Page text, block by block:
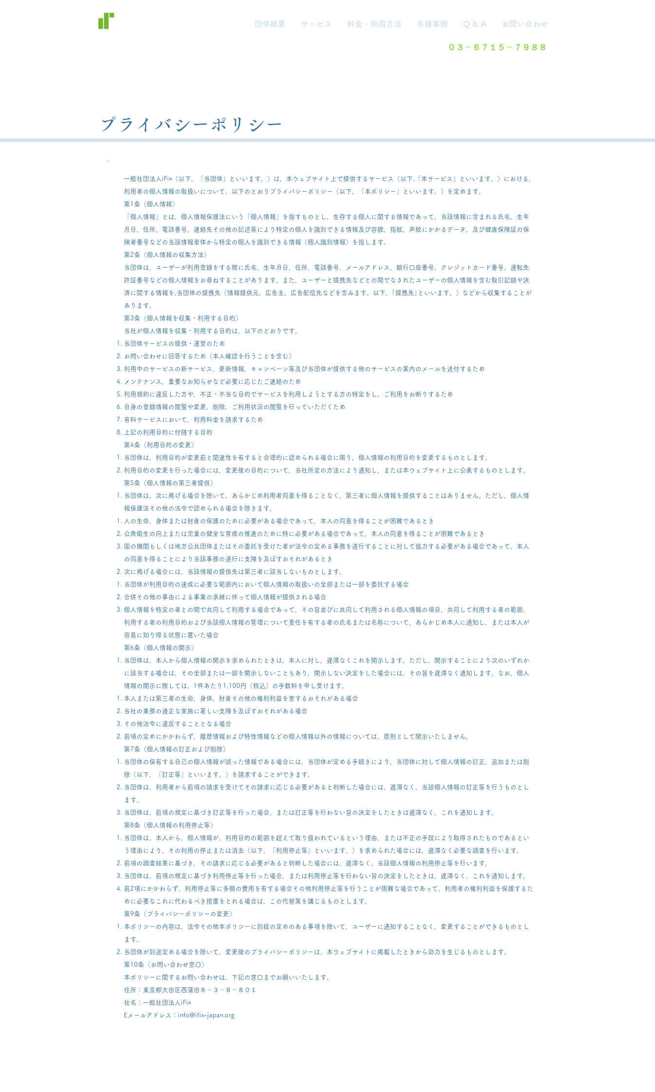
団体概要 サービス 料金・利用方法 各種事例 Q & A お問い合わせ
０３－６７１５－７９８８
プライバシーポリシー
一般社団法人iFix（以下，「当団体」といいます。）は，本ウェブサイト上で提供するサービス（以下,「本サービス」といいます。）における，
利用者の個人情報の取扱いについて，以下のとおりプライバシーポリシー（以下，「本ポリシー」といいます。）を定めます。
第1条（個人情報）
「個人情報」とは，個人情報保護法にいう「個人情報」を指すものとし，生存する個人に関する情報であって，当該情報に含まれる氏名，生年
月日，住所，電話番号，連絡先その他の記述等により特定の個人を識別できる情報及び容貌，指紋，声紋にかかるデータ，及び健康保険証の保
険者番号などの当該情報単体から特定の個人を識別できる情報（個人識別情報）を指します。
第2条（個人情報の収集方法）
当団体は，ユーザーが利用登録をする際に氏名，生年月日，住所，電話番号，メールアドレス，銀行口座番号，クレジットカード番号，運転免
許証番号などの個人情報をお尋ねすることがあります。また，ユーザーと提携先などとの間でなされたユーザーの個人情報を含む取引記録や決
済に関する情報を,当団体の提携先（情報提供元，広告主，広告配信先などを含みます。以下，｢提携先｣といいます。）などから収集することが
あります。
第3条（個人情報を収集・利用する目的）
当社が個人情報を収集・利用する目的は，以下のとおりです。
当団体サービスの提供・運営のため
お問い合わせに回答するため（本人確認を行うことを含む）
利用中のサービスの新サービス、更新情報，キャンペーン等及び当団体が提供する他のサービスの案内のメールを送付するため
メンテナンス，重要なお知らせなど必要に応じたご連絡のため
利用規約に違反した方や，不正・不当な目的でサービスを利用しようとする方の特定をし，ご利用をお断りするため
自身の登録情報の閲覧や変更，削除，ご利用状況の閲覧を行っていただくため
有料サービスにおいて，利用料金を請求するため
上記の利用目的に付随する目的
第4条（利用目的の変更）
当団体は，利用目的が変更前と関連性を有すると合理的に認められる場合に限り，個人情報の利用目的を変更するものとします。
利用目的の変更を行った場合には，変更後の目的について，当社所定の方法により通知し，または本ウェブサイト上に公表するものとします。
第5条（個人情報の第三者提供）
当団体は，次に掲げる場合を除いて，あらかじめ利用者同意を得ることなく，第三者に個人情報を提供することはありません。ただし，個人情
報保護法その他の法令で認められる場合を除きます。
人の生命，身体または財産の保護のために必要がある場合であって，本人の同意を得ることが困難であるとき
公衆衛生の向上または児童の健全な育成の推進のために特に必要がある場合であって，本人の同意を得ることが困難であるとき
国の機関もしくは地方公共団体またはその委託を受けた者が法令の定める事務を遂行することに対して協力する必要がある場合であって，本人
の同意を得ることにより当該事務の遂行に支障を及ぼすおそれがあるとき
次に掲げる場合には，当該情報の提供先は第三者に該当しないものとします。
当団体が利用目的の達成に必要な範囲内において個人情報の取扱いの全部または一部を委託する場合
合併その他の事由による事業の承継に伴って個人情報が提供される場合
個人情報を特定の者との間で共同して利用する場合であって，その旨並びに共同して利用される個人情報の項目，共同して利用する者の範囲，
利用する者の利用目的および当該個人情報の管理について責任を有する者の氏名または名称について，あらかじめ本人に通知し，または本人が
容易に知り得る状態に置いた場合
第6条（個人情報の開示）
当団体は，本人から個人情報の開示を求められたときは，本人に対し，遅滞なくこれを開示します。ただし，開示することにより次のいずれか
に該当する場合は，その全部または一部を開示しないこともあり，開示しない決定をした場合には，その旨を遅滞なく通知します。なお，個人
情報の開示に際しては，1件あたり1,100円（税込）の手数料を申し受けます。
本人または第三者の生命，身体，財産その他の権利利益を害するおそれがある場合
当社の業務の適正な実施に著しい支障を及ぼすおそれがある場合
その他法令に違反することとなる場合
前項の定めにかかわらず，履歴情報および特性情報などの個人情報以外の情報については，原則として開示いたしません。
第7条（個人情報の訂正および削除）
当団体の保有する自己の個人情報が誤った情報である場合には，当団体が定める手続きにより，当団体に対して個人情報の訂正，追加または削
除（以下，「訂正等」といいます。）を請求することができます。
当団体は，利用者から前項の請求を受けてその請求に応じる必要があると判断した場合には，遅滞なく，当該個人情報の訂正等を行うものとし
ます。
当団体は，前項の規定に基づき訂正等を行った場合，または訂正等を行わない旨の決定をしたときは遅滞なく，これを通知します。
第8条（個人情報の利用停止等）
当団体は，本人から，個人情報が，利用目的の範囲を超えて取り扱われているという理由，または不正の手段により取得されたものであるとい
う理由により，その利用の停止または消去（以下，「利用停止等」といいます。）を求められた場合には，遅滞なく必要な調査を行います。
前項の調査結果に基づき，その請求に応じる必要があると判断した場合には，遅滞なく，当該個人情報の利用停止等を行います。
当団体は，前項の規定に基づき利用停止等を行った場合，または利用停止等を行わない旨の決定をしたときは，遅滞なく，これを通知します。
前2項にかかわらず，利用停止等に多額の費用を有する場合その他利用停止等を行うことが困難な場合であって，利用者の権利利益を保護するた
めに必要なこれに代わるべき措置をとれる場合は，この代替策を講じるものとします。
第9条（プライバシーポリシーの変更）
本ポリシーの内容は，法令その他本ポリシーに別段の定めのある事項を除いて，ユーザーに通知することなく，変更することができるものとし
ます。
当団体が別途定める場合を除いて，変更後のプライバシーポリシーは，本ウェブサイトに掲載したときから効力を生じるものとします。
第10条（お問い合わせ窓口）
本ポリシーに関するお問い合わせは，下記の窓口までお願いいたします。
住所：東京都大田区西蒲田８－３－８－８０１
社名：一般社団法人iFix
Eメールアドレス：info@ifix-japan.org